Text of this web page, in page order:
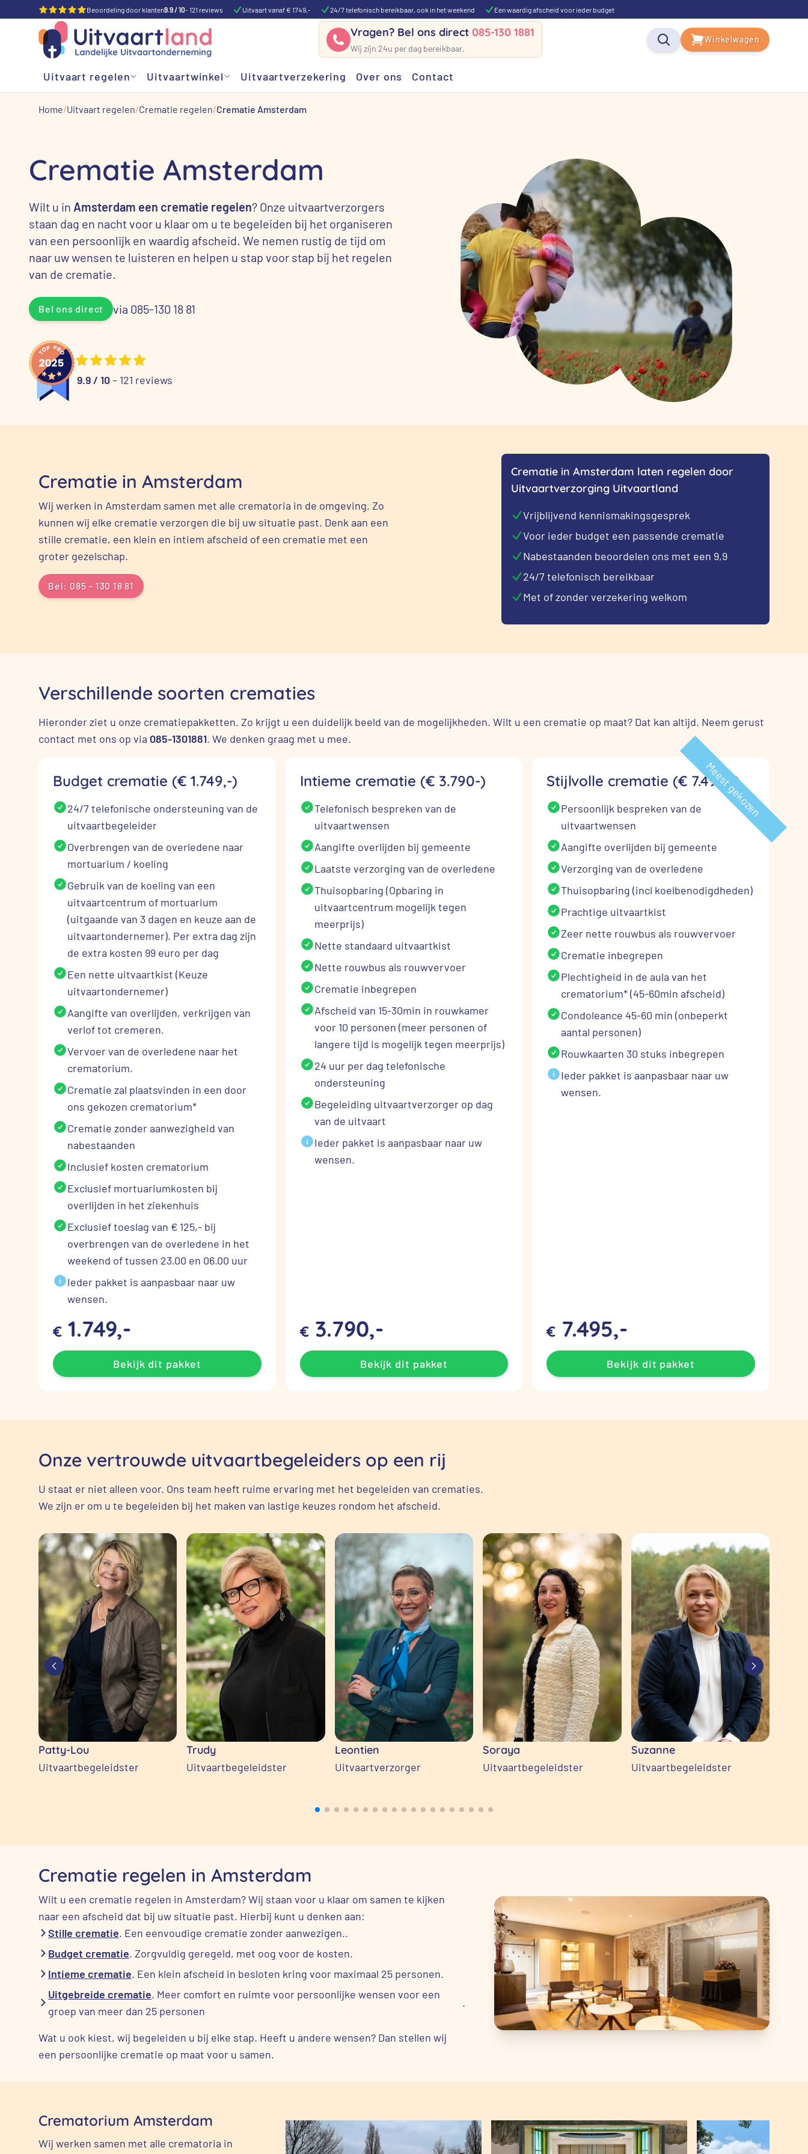
Beoordeling door klanten9.9 / 10- 121 reviews Uitvaart vanaf € 1749,- 24/7 telefonisch bereikbaar, ook in het weekend Een waardig afscheid voor ieder budget
Vragen? Bel ons direct085-130 1881
Wij zijn 24u per dag bereikbaar.
Winkelwagen
Uitvaart regelen Uitvaartwinkel Uitvaartverzekering Over ons Contact
Home Uitvaart regelen Crematie regelen Crematie Amsterdam
Crematie Amsterdam
Wilt u in Amsterdam een crematie regelen? Onze uitvaartverzorgers
staan dag en nacht voor u klaar om u te begeleiden bij het organiseren
van een persoonlijk en waardig afscheid. We nemen rustig de tijd om
naar uw wensen te luisteren en helpen u stap voor stap bij het regelen
van de crematie.
Bel ons direct via 085-130 18 81
9.9 / 10– 121 reviews
Crematie in Amsterdam
Wij werken in Amsterdam samen met alle crematoria in de omgeving. Zo
kunnen wij elke crematie verzorgen die bij uw situatie past. Denk aan een
stille crematie, een klein en intiem afscheid of een crematie met een
groter gezelschap.
Bel: 085 – 130 18 81
Crematie in Amsterdam laten regelen door
Uitvaartverzorging Uitvaartland
Vrijblijvend kennismakingsgesprek
Voor ieder budget een passende crematie
Nabestaanden beoordelen ons met een 9,9
24/7 telefonisch bereikbaar
Met of zonder verzekering welkom
Verschillende soorten crematies
Hieronder ziet u onze crematiepakketten. Zo krijgt u een duidelijk beeld van de mogelijkheden. Wilt u een crematie op maat? Dat kan altijd. Neem gerust
contact met ons op via 085-1301881. We denken graag met u mee.
Budget crematie (€ 1.749,-)
24/7 telefonische ondersteuning van de
uitvaartbegeleider
Overbrengen van de overledene naar
mortuarium / koeling
Gebruik van de koeling van een
uitvaartcentrum of mortuarium
(uitgaande van 3 dagen en keuze aan de
uitvaartondernemer). Per extra dag zijn
de extra kosten 99 euro per dag
Een nette uitvaartkist (Keuze
uitvaartondernemer)
Aangifte van overlijden, verkrijgen van
verlof tot cremeren.
Vervoer van de overledene naar het
crematorium.
Crematie zal plaatsvinden in een door
ons gekozen crematorium*
Crematie zonder aanwezigheid van
nabestaanden
Inclusief kosten crematorium
Exclusief mortuariumkosten bij
overlijden in het ziekenhuis
Exclusief toeslag van € 125,- bij
overbrengen van de overledene in het
weekend of tussen 23.00 en 06.00 uur
Ieder pakket is aanpasbaar naar uw
wensen.
€ 1.749,-
Bekijk dit pakket
Intieme crematie (€ 3.790-)
Telefonisch bespreken van de
uitvaartwensen
Aangifte overlijden bij gemeente
Laatste verzorging van de overledene
Thuisopbaring (Opbaring in
uitvaartcentrum mogelijk tegen
meerprijs)
Nette standaard uitvaartkist
Nette rouwbus als rouwvervoer
Crematie inbegrepen
Afscheid van 15-30min in rouwkamer
voor 10 personen (meer personen of
langere tijd is mogelijk tegen meerprijs)
24 uur per dag telefonische
ondersteuning
Begeleiding uitvaartverzorger op dag
van de uitvaart
Ieder pakket is aanpasbaar naar uw
wensen.
€3.790,-
Bekijk dit pakket
Meest gekozen
Stijlvolle crematie (€ 7.495,-)
Persoonlijk bespreken van de
uitvaartwensen
Aangifte overlijden bij gemeente
Verzorging van de overledene
Thuisopbaring (incl koelbenodigdheden)
Prachtige uitvaartkist
Zeer nette rouwbus als rouwvervoer
Crematie inbegrepen
Plechtigheid in de aula van het
crematorium* (45-60min afscheid)
Condoleance 45-60 min (onbeperkt
aantal personen)
Rouwkaarten 30 stuks inbegrepen
Ieder pakket is aanpasbaar naar uw
wensen.
€ 7.495,-
Bekijk dit pakket
Onze vertrouwde uitvaartbegeleiders op een rij
U staat er niet alleen voor. Ons team heeft ruime ervaring met het begeleiden van crematies.
We zijn er om u te begeleiden bij het maken van lastige keuzes rondom het afscheid.
Patty-Lou
Uitvaartbegeleidster
Trudy
Uitvaartbegeleidster
Leontien
Uitvaartverzorger
Soraya
Uitvaartbegeleidster
Suzanne
Uitvaartbegeleidster
Crematie regelen in Amsterdam
Wilt u een crematie regelen in Amsterdam? Wij staan voor u klaar om samen te kijken
naar een afscheid dat bij uw situatie past. Hierbij kunt u denken aan:
Stille crematie. Een eenvoudige crematie zonder aanwezigen..
Budget crematie. Zorgvuldig geregeld, met oog voor de kosten.
Intieme crematie. Een klein afscheid in besloten kring voor maximaal 25 personen.
Uitgebreide crematie. Meer comfort en ruimte voor persoonlijke wensen voor een
groep van meer dan 25 personen
.
Wat u ook kiest, wij begeleiden u bij elke stap. Heeft u andere wensen? Dan stellen wij
een persoonlijke crematie op maat voor u samen.
Crematorium Amsterdam
Wij werken samen met alle crematoria in